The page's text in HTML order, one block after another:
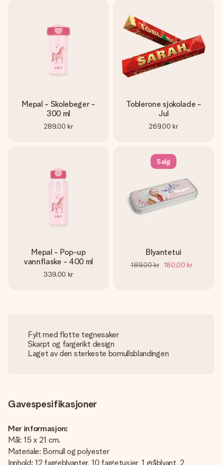
Mepal - Skolebeger -
300 ml
289,00 kr
Toblerone sjokolade -
Jul
269,00 kr
Mepal - Pop-up
vannflaske - 400 ml
339,00 kr
Salg
Blyantetui
189,00 kr 180,00 kr
Fylt med flotte tegnesaker
Skarpt og fargerikt design
Laget av den sterkeste bomullsblandingen
Gavespesifikasjoner
Mer informasjon:
Mål: 15 x 21 cm.
Materiale: Bomull og polyester
Innhold: 12 fargeblyanter, 10 fargetusjer, 1 gråblyant, 2